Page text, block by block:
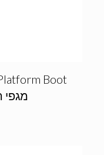
Boot
מגפי